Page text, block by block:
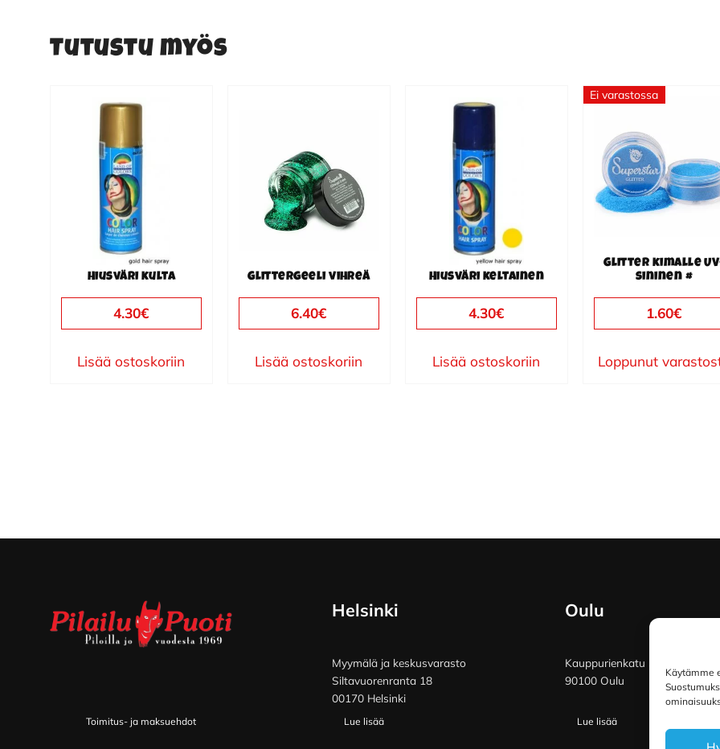
Käytämme
Tutustu myös
Hiusväri kulta
4.30€
Lisää ostoskoriin
Glittergeeli vihreä
6.40€
Lisää ostoskoriin
Hiusväri keltainen
4.30€
Lisää ostoskoriin
Ei varastossa
Glitter kimalle
sininen #
1.60€
Loppunut
Toimitus- ja maksuehdot
Helsinki
Myymälä ja keskusvarasto
Siltavuorenranta 18
00170 Helsinki
Lue lisää
Oulu
Kauppurienkatu 34
90100 Oulu
Lue lisää